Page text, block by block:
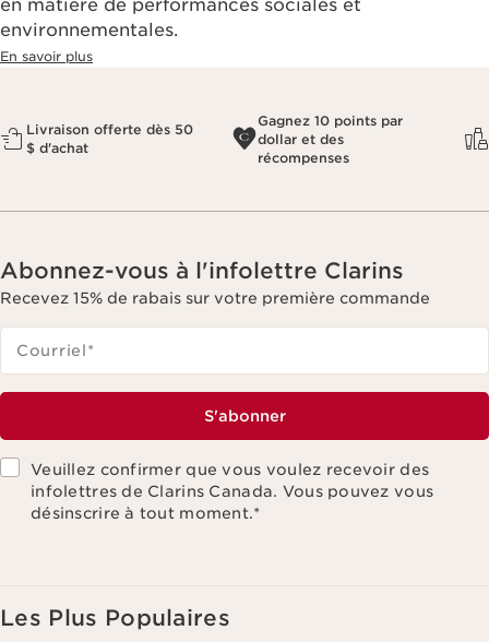
en matière de performances sociales et
environnementales.​
En savoir plus
Livraison offerte dès 50
$ d'achat
Gagnez 10 points par
dollar et des
récompenses
Abonnez-vous à l'infolettre Clarins
Recevez 15% de rabais sur votre première commande
Courriel*
S'abonner
Veuillez confirmer que vous voulez recevoir des
infolettres de Clarins Canada. Vous pouvez vous
désinscrire à tout moment.*
Les Plus Populaires